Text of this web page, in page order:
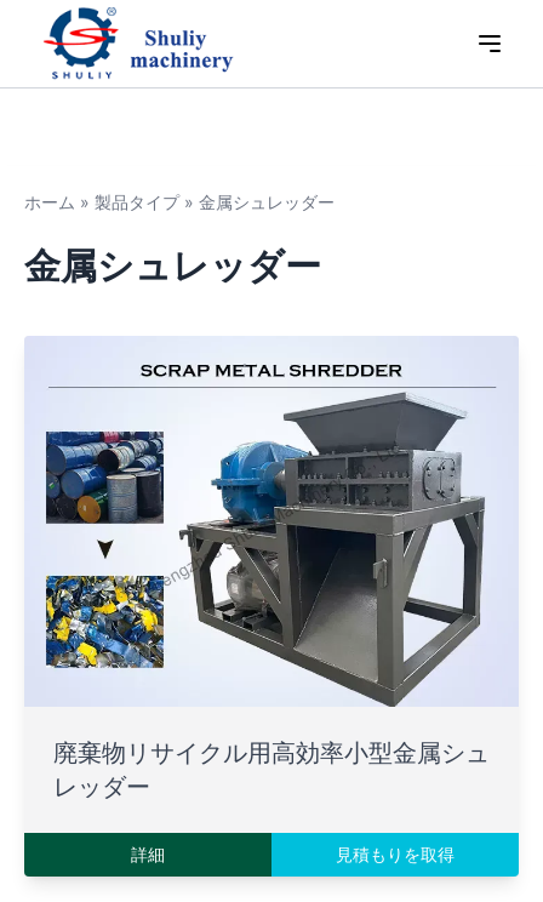
ホーム » 製品タイプ» 金属シュレッダー
金属シュレッダー
廃棄物リサイクル用高効率小型金属シュ
レッダー
詳細 見積もりを取得